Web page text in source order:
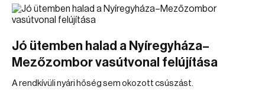
Jó ütemben halad a Nyíregyháza–
Mezőzombor vasútvonal felújítása
A rendkívüli nyári hőség sem okozott csúszást.